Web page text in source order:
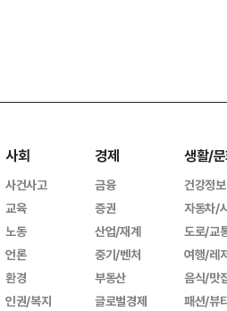
사회
사건사고
교육
노동
언론
환경
인권/복지
경제
금융
증권
산업/재계
중기/벤처
부동산
글로벌경제
생활/
건강정보
자동차/
도로/교
여행/레
음식/맛
패션/뷰